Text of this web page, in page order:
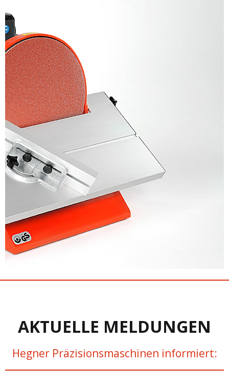
AKTUELLE MELDUNGEN
Hegner Präzisionsmaschinen informiert: